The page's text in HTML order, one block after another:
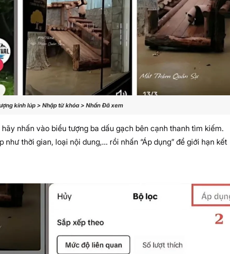
kính lúp > Nhập từ khóa > Nhấn Đã xem
nhấn vào biểu tượng ba dấu gạch bên cạnh thanh tìm kiếm.
như thời gian, loại nội dung,... rồi nhấn “Áp dụng” để giới hạn kết